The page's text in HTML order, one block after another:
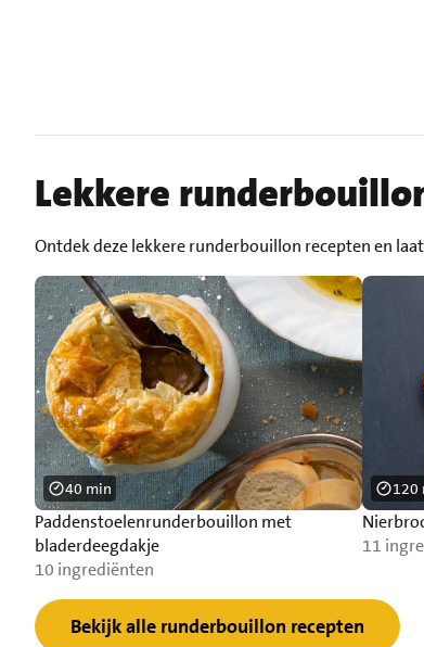
Lekkere
Ontdek deze lekkere runderbouillon recepten en
Paddenstoelenrunderbouillon met
bladerdeegdakje
10 ingrediënten
40 min
11
120
Bekijk alle runderbouillon recepten